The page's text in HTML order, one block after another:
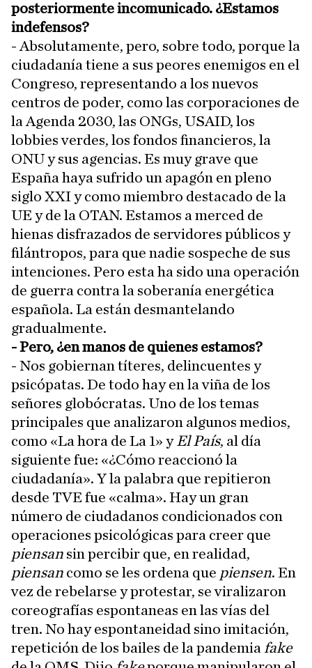
posteriormente incomunicado. ¿Estamos
indefensos?
- Absolutamente, pero, sobre todo, porque la
ciudadanía tiene a sus peores enemigos en el
Congreso, representando a los nuevos
centros de poder, como las corporaciones de
la Agenda 2030, las ONGs, USAID, los
lobbies verdes, los fondos financieros, la
ONU y sus agencias. Es muy grave que
España haya sufrido un apagón en pleno
siglo XXI y como miembro destacado de la
UE y de la OTAN. Estamos a merced de
hienas disfrazados de servidores públicos y
filántropos, para que nadie sospeche de sus
intenciones. Pero esta ha sido una operación
de guerra contra la soberanía energética
española. La están desmantelando
gradualmente.
- Pero, ¿en manos de quienes estamos?
- Nos gobiernan títeres, delincuentes y
psicópatas. De todo hay en la viña de los
señores globócratas. Uno de los temas
principales que analizaron algunos medios,
como «La hora de La 1» y El País, al día
siguiente fue: «¿Cómo reaccionó la
ciudadanía». Y la palabra que repitieron
desde TVE fue «calma». Hay un gran
número de ciudadanos condicionados con
operaciones psicológicas para creer que
piensan sin percibir que, en realidad,
piensan como se les ordena que piensen. En
vez de rebelarse y protestar, se viralizaron
coreografías espontaneas en las vías del
tren. No hay espontaneidad sino imitación,
repetición de los bailes de la pandemia fake